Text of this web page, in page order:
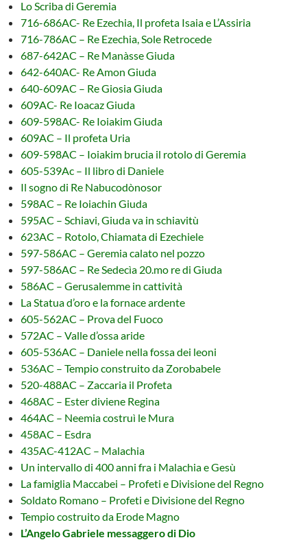
Lo Scriba di Geremia
716-686AC- Re Ezechia, Il profeta Isaia e L’Assiria
716-786AC – Re Ezechia, Sole Retrocede
687-642AC – Re Manàsse Giuda
642-640AC- Re Amon Giuda
640-609AC – Re Giosia Giuda
609AC- Re Ioacaz Giuda
609-598AC- Re Ioiakim Giuda
609AC – Il profeta Uria
609-598AC – Ioiakim brucia il rotolo di Geremia
605-539Ac – Il libro di Daniele
Il sogno di Re Nabucodònosor
598AC – Re Ioiachin Giuda
595AC – Schiavi, Giuda va in schiavitù
623AC – Rotolo, Chiamata di Ezechiele
597-586AC – Geremia calato nel pozzo
597-586AC – Re Sedecìa 20.mo re di Giuda
586AC – Gerusalemme in cattività
La Statua d’oro e la fornace ardente
605-562AC – Prova del Fuoco
572AC – Valle d’ossa aride
605-536AC – Daniele nella fossa dei leoni
536AC – Tempio construito da Zorobabele
520-488AC – Zaccaria il Profeta
468AC – Ester diviene Regina
464AC – Neemia costruì le Mura
458AC – Esdra
435AC-412AC – Malachia
Un intervallo di 400 anni fra i Malachia e Gesù
La famiglia Maccabei – Profeti e Divisione del Regno
Soldato Romano – Profeti e Divisione del Regno
Tempio costruito da Erode Magno
L’Angelo Gabriele messaggero di Dio